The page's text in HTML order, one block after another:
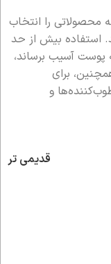
محصولاتی را انتخاب
استفاده بیش از حد
پوست آسیب برساند،
برای
و
قدیمی تر